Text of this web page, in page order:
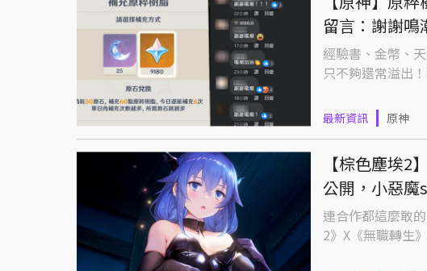
留言：謝謝鳴
經驗書、金幣、
只不夠還常溢出
最新資訊 原神
【棕色塵埃2
公開，小惡魔
連合作都這麼敢
2》X《無職轉生